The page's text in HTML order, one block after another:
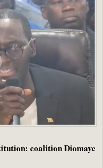
coalition Diomaye